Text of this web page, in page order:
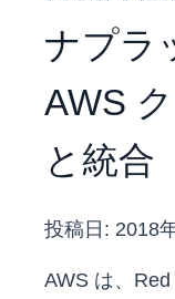
ナプラ
AWS
と統合
投稿日: 2018
AWS は、